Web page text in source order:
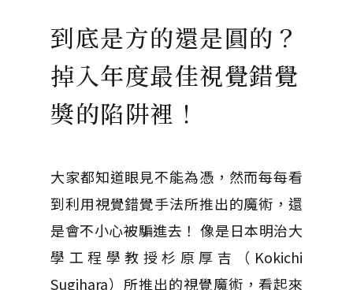
到底是方的還是圓的？
掉入年度最佳視覺錯覺
獎的陷阱裡！
大家都知道眼見不能為憑，然而每每看
到利用視覺錯覺手法所推出的魔術，還
是會不小心被騙進去！ 像是日本明治大
學工程學教授杉原厚吉（Kokichi
Sugihara）所推出的視覺魔術，看起來